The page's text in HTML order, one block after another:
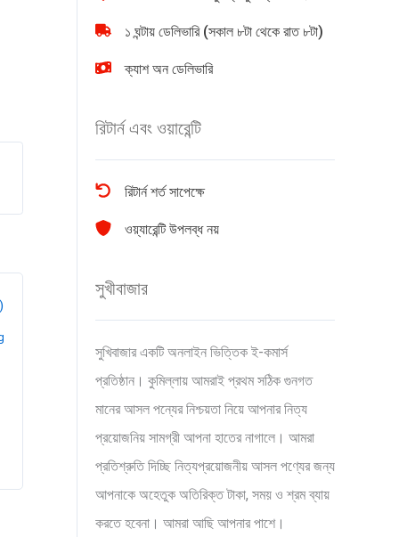
১ ঘন্টায় ডেলিভারি (সকাল ৮টা থেকে রাত ৮টা)
ক্যাশ অন ডেলিভারি
রিটার্ন এবং ওয়ারেন্টি
রিটার্ন শর্ত সাপেক্ষে
ওয়্যারেন্টি উপলব্ধ নয়
সুখীবাজার
সুখিবাজার একটি অনলাইন ভিত্তিক ই-কমার্স
প্রতিষ্ঠান। কুমিল্লায় আমরাই প্রথম সঠিক গুনগত
মানের আসল পন্যের নিশ্চয়তা নিয়ে আপনার নিত্য
প্রয়োজনিয় সামগ্রী আপনা হাতের নাগালে। আমরা
প্রতিশ্রুতি দিচ্ছি নিত্যপ্রয়োজনীয় আসল পণ্যের জন্য
আপনাকে অহেতুক অতিরিক্ত টাকা, সময় ও শ্রম ব্যায়
করতে হবেনা। আমরা আছি আপনার পাশে।